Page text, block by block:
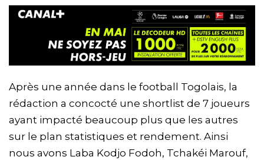
Après une année dans le football Togolais, la
rédaction a concocté une shortlist de 7 joueurs
ayant impacté beaucoup plus que les autres
sur le plan statistiques et rendement. Ainsi
nous avons Laba Kodjo Fodoh, Tchakéi Marouf,